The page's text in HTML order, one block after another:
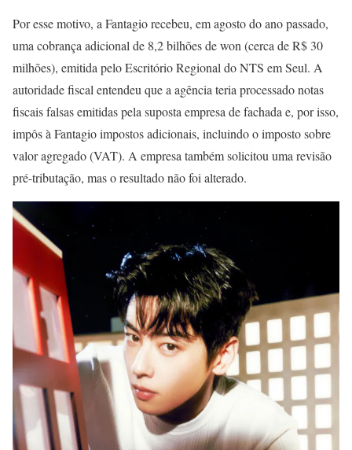
Por esse motivo, a Fantagio recebeu, em agosto do ano passado,
uma cobrança adicional de 8,2 bilhões de won (cerca de R$ 30
milhões), emitida pelo Escritório Regional do NTS em Seul. A
autoridade fiscal entendeu que a agência teria processado notas
fiscais falsas emitidas pela suposta empresa de fachada e, por isso,
impôs à Fantagio impostos adicionais, incluindo o imposto sobre
valor agregado (VAT). A empresa também solicitou uma revisão
pré-tributação, mas o resultado não foi alterado.